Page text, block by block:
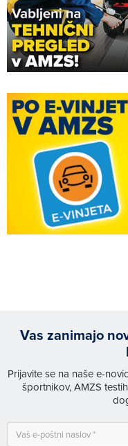
Vas zanimajo
Prijavite se na naše e-
športnikov, AMZS